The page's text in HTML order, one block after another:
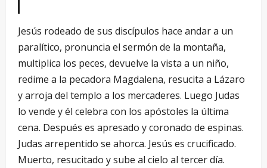
Jesús rodeado de sus discípulos hace andar a un
paralítico, pronuncia el sermón de la montaña,
multiplica los peces, devuelve la vista a un niño,
redime a la pecadora Magdalena, resucita a Lázaro
y arroja del templo a los mercaderes. Luego Judas
lo vende y él celebra con los apóstoles la última
cena. Después es apresado y coronado de espinas.
Judas arrepentido se ahorca. Jesús es crucificado.
Muerto, resucitado y sube al cielo al tercer día.